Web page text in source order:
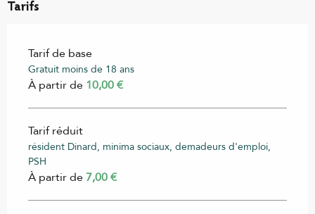
Tarifs
Tarif de base
Gratuit moins de 18 ans
À partir de 10,00 €
Tarif réduit
résident Dinard, minima sociaux, demadeurs d'emploi,
PSH
À partir de7,00 €